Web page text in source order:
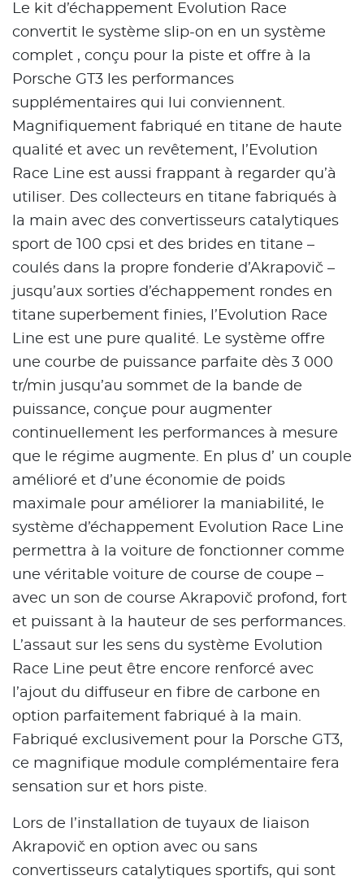
Le kit d’échappement Evolution Race
convertit le système slip-on en un système
complet , conçu pour la piste et offre à la
Porsche GT3 les performances
supplémentaires qui lui conviennent.
Magnifiquement fabriqué en titane de haute
qualité et avec un revêtement, l’Evolution
Race Line est aussi frappant à regarder qu’à
utiliser. Des collecteurs en titane fabriqués à
la main avec des convertisseurs catalytiques
sport de 100 cpsi et des brides en titane –
coulés dans la propre fonderie d’Akrapovič –
jusqu’aux sorties d’échappement rondes en
titane superbement finies, l’Evolution Race
Line est une pure qualité. Le système offre
une courbe de puissance parfaite dès 3 000
tr/min jusqu’au sommet de la bande de
puissance, conçue pour augmenter
continuellement les performances à mesure
que le régime augmente. En plus d’ un couple
amélioré et d’une économie de poids
maximale pour améliorer la maniabilité, le
système d’échappement Evolution Race Line
permettra à la voiture de fonctionner comme
une véritable voiture de course de coupe –
avec un son de course Akrapovič profond, fort
et puissant à la hauteur de ses performances.
L’assaut sur les sens du système Evolution
Race Line peut être encore renforcé avec
l’ajout du diffuseur en fibre de carbone en
option parfaitement fabriqué à la main.
Fabriqué exclusivement pour la Porsche GT3,
ce magnifique module complémentaire fera
sensation sur et hors piste.
Lors de l’installation de tuyaux de liaison
Akrapovič en option avec ou sans
convertisseurs catalytiques sportifs, qui sont